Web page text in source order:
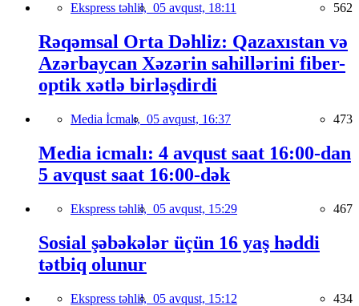
Ekspress təhlil, 05 avqust, 18:11 562
Rəqəmsal Orta Dəhliz: Qazaxıstan və
Azərbaycan Xəzərin sahillərini fiber-
optik xətlə birləşdirdi
Media İcmalı, 05 avqust, 16:37 473
Media icmalı: 4 avqust saat 16:00-dan
5 avqust saat 16:00-dək
Ekspress təhlil, 05 avqust, 15:29 467
Sosial şəbəkələr üçün 16 yaş həddi
tətbiq olunur
Ekspress təhlil, 05 avqust, 15:12 434